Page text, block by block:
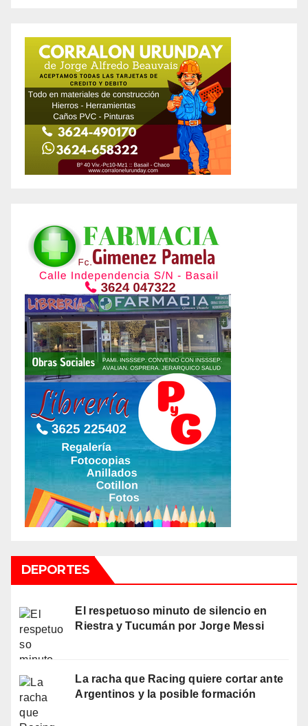
DEPORTES
El respetuoso minuto de silencio en
Riestra y Tucumán por Jorge Messi
La racha que Racing quiere cortar ante
Argentinos y la posible formación